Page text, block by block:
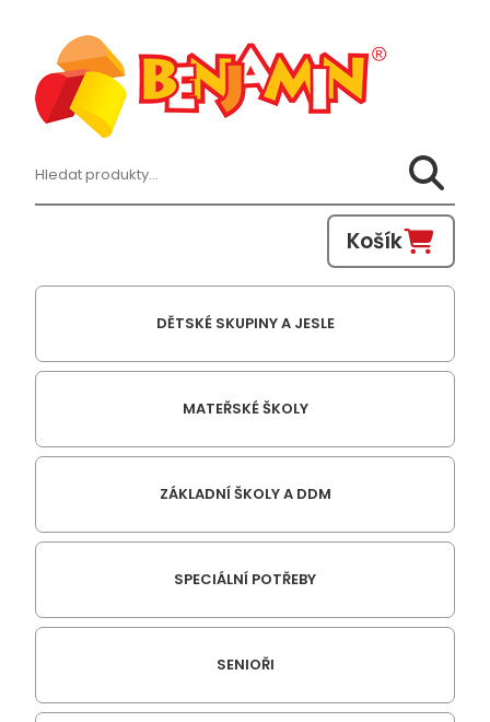
Hledat:
Košík
DĚTSKÉ SKUPINY A JESLE
MATEŘSKÉ ŠKOLY
ZÁKLADNÍ ŠKOLY A DDM
SPECIÁLNÍ POTŘEBY
SENIOŘI